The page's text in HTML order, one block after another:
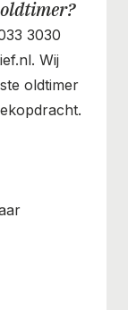
3030
Wij
oldtimer